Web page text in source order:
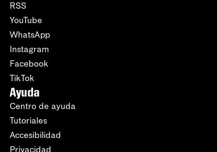
RSS
YouTube
WhatsApp
Instagram
Facebook
TikTok
Ayuda
Centro de ayuda
Tutoriales
Accesibilidad
Privacidad